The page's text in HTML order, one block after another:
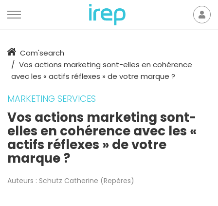
AccueilCom'search
Vos actions marketing sont-elles en cohérence
avec les « actifs réflexes » de votre marque ?
MARKETING SERVICES
Vos actions marketing sont-
elles en cohérence avec les «
actifs réflexes » de votre
marque ?
Auteurs : Schutz Catherine (Repères)